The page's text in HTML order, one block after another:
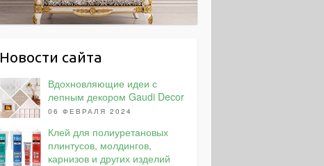
Новости сайта
Вдохновляющие идеи с
лепным декором Gaudi Decor
06 ФЕВРАЛЯ 2024
Клей для полиуретановых
плинтусов, молдингов,
карнизов и других изделий